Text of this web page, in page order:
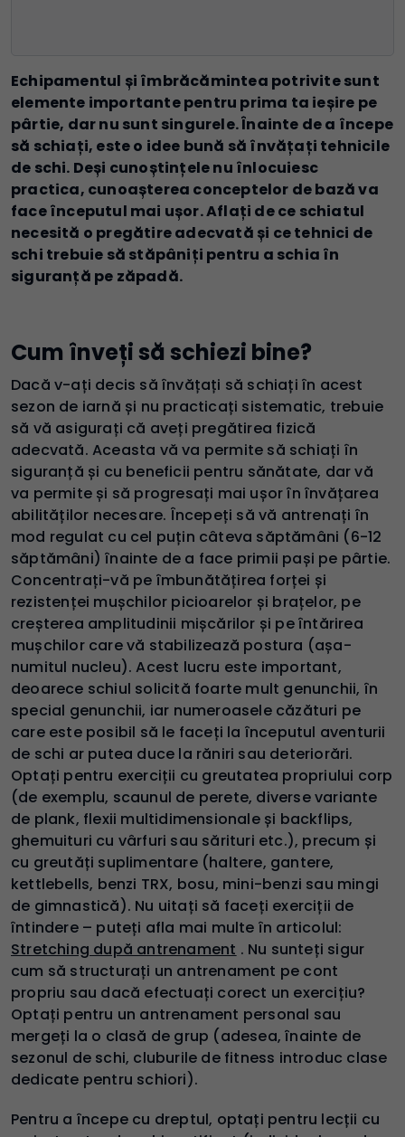
Echipamentul și îmbrăcămintea potrivite sunt
elemente importante pentru prima ta ieșire pe
pârtie, dar nu sunt singurele. Înainte de a începe
să schiați, este o idee bună să învățați tehnicile
de schi. Deși cunoștințele nu înlocuiesc
practica, cunoașterea conceptelor de bază va
face începutul mai ușor. Aflați de ce schiatul
necesită o pregătire adecvată și ce tehnici de
schi trebuie să stăpâniți pentru a schia în
siguranță pe zăpadă.
Cum înveți să schiezi bine?
Dacă v-ați decis să învățați să schiați în acest
sezon de iarnă și nu practicați sistematic, trebuie
să vă asigurați că aveți pregătirea fizică
adecvată. Aceasta vă va permite să schiați în
siguranță și cu beneficii pentru sănătate, dar vă
va permite și să progresați mai ușor în învățarea
abilităților necesare. Începeți să vă antrenați în
mod regulat cu cel puțin câteva săptămâni (6-12
săptămâni) înainte de a face primii pași pe pârtie.
Concentrați-vă pe îmbunătățirea forței și
rezistenței mușchilor picioarelor și brațelor, pe
creșterea amplitudinii mișcărilor și pe întărirea
mușchilor care vă stabilizează postura (așa-
numitul nucleu). Acest lucru este important,
deoarece schiul solicită foarte mult genunchii, în
special genunchii, iar numeroasele căzături pe
care este posibil să le faceți la începutul aventurii
de schi ar putea duce la răniri sau deteriorări.
Optați pentru exerciții cu greutatea propriului corp
(de exemplu, scaunul de perete, diverse variante
de plank, flexii multidimensionale și backflips,
ghemuituri cu vârfuri sau sărituri etc.), precum și
cu greutăți suplimentare (haltere, gantere,
kettlebells, benzi TRX, bosu, mini-benzi sau mingi
de gimnastică). Nu uitați să faceți exerciții de
întindere – puteți afla mai multe în articolul:
Stretching după antrenament . Nu sunteți sigur
cum să structurați un antrenament pe cont
propriu sau dacă efectuați corect un exercițiu?
Optați pentru un antrenament personal sau
mergeți la o clasă de grup (adesea, înainte de
sezonul de schi, cluburile de fitness introduc clase
dedicate pentru schiori).
Pentru a începe cu dreptul, optați pentru lecții cu